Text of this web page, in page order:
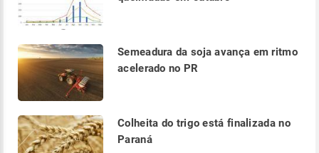
Semeadura da soja avança em ritmo
acelerado no PR
Colheita do trigo está finalizada no
Paraná